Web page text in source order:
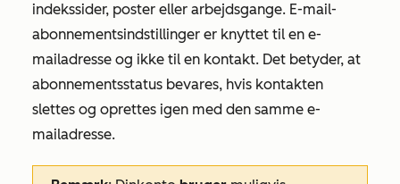
indekssider, poster eller arbejdsgange. E-mail-
abonnementsindstillinger er knyttet til en e-
mailadresse og ikke til en kontakt. Det betyder, at
abonnementsstatus bevares, hvis kontakten
slettes og oprettes igen med den samme e-
mailadresse.